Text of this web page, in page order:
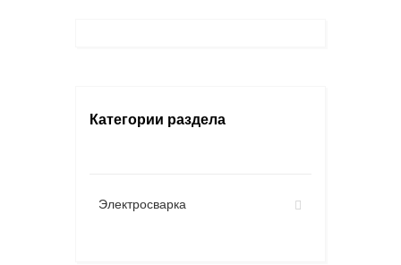
Категории раздела
Электросварка